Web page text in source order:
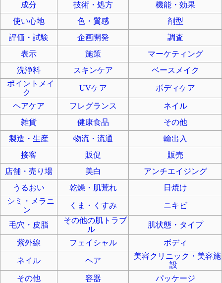
成分
技術・処方
機能・効果
使い心地
色・質感
剤型
評価・試験
企画開発
調査
表示
施策
マーケティング
洗浄料
スキンケア
ベースメイク
ポイントメイ
ク
UVケア ボディケア
ヘアケア フレグランス
ネイル
雑貨
健康食品
その他
製造・生産
物流・流通
輸出入
接客
販促
販売
店舗・売り場
美白
アンチエイジング
うるおい
乾燥・肌荒れ
日焼け
シミ・メラニ
ン
くま・くすみ ニキビ
毛穴・皮脂
その他の肌トラブ
ル
肌状態・タイプ
紫外線 フェイシャル ボディ
ネイル ヘア
美容クリニック・美容施
設
その他
容器
パッケージ